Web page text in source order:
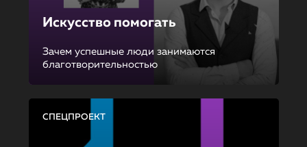
Искусство помогать
Зачем успешные люди занимаются
благотворительностью
СПЕЦПРОЕКТ